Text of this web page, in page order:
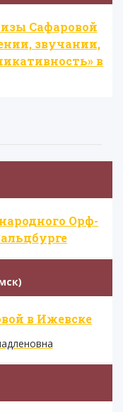
Сафаровой
звучании,
в
Орф-
в Ижевске